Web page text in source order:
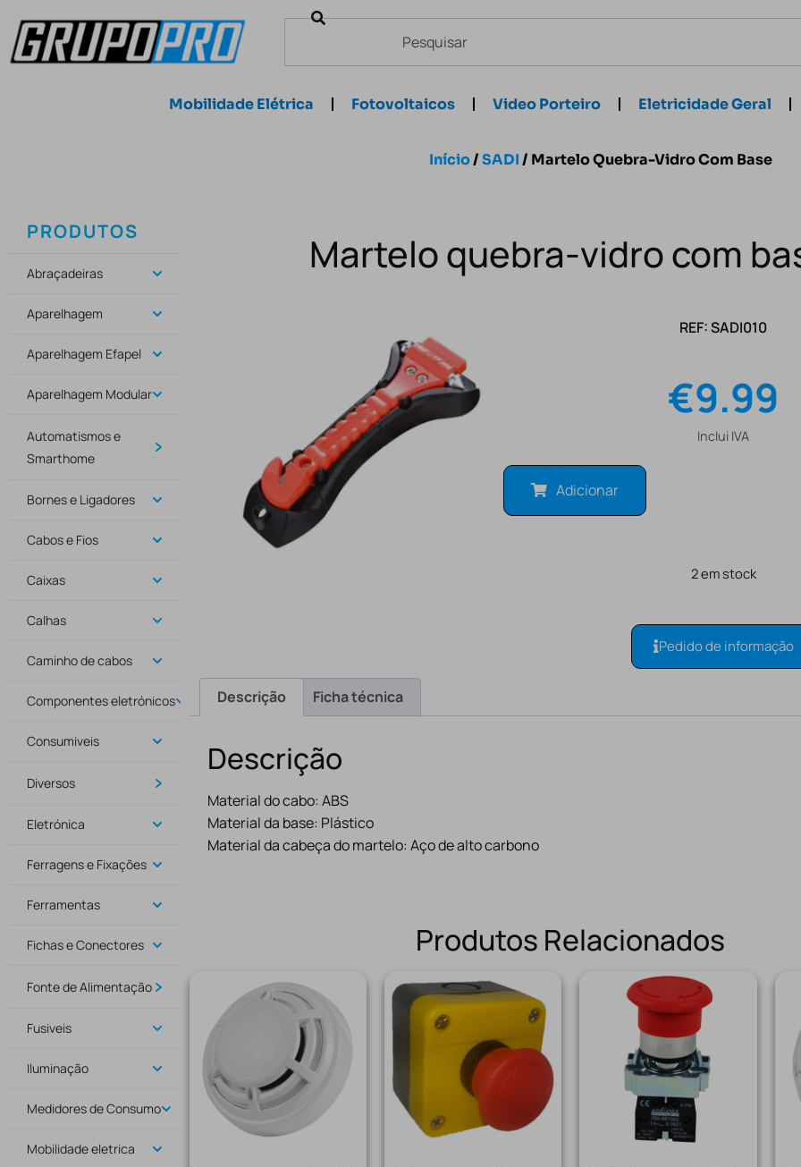
Mobilidade Elétrica Fotovoltaicos Video Porteiro Eletricidade Geral
Início/SADI/ Martelo Quebra-Vidro Com Base
PRODUTOS
Abraçadeiras
Aparelhagem
Aparelhagem Efapel
Aparelhagem Modular
Automatismos e
Smarthome
Bornes e Ligadores
Cabos e Fios
Caixas
Calhas
Caminho de cabos
Componentes eletrónicos
Consumiveis
Diversos
Eletrónica
Ferragens e Fixações
Ferramentas
Fichas e Conectores
Fonte de Alimentação
Fusiveis
Iluminação
Medidores de Consumo
Mobilidade eletrica
Martelo quebra-vidro com
REF: SADI010
€9.99
Inclui IVA
Adicionar
2 em stock
Pedido de informação
Descrição Ficha técnica
Descrição
Material do cabo: ABS
Material da base: Plástico
Material da cabeça do martelo: Aço de alto carbono
Produtos Relacionados